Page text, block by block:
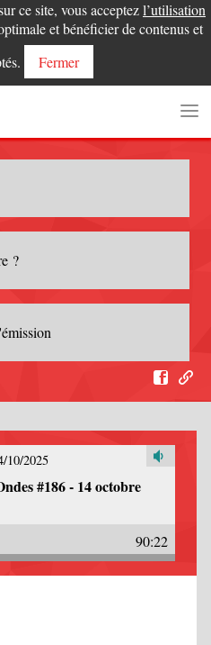
ce site, vous acceptezl’utilisation
et bénéficier de contenus et
Fermer
?
10/2025
#186 - 14 octobre
90:22